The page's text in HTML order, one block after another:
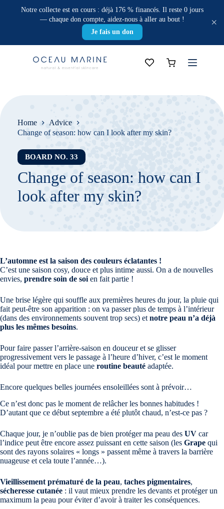
Notre collecte est en cours : déjà 176 % financés. Il reste 0 jours
— chaque don compte, aidez-nous à aller au bout !
Je fais un don
×
Shopping
Home
Advice
Change of season: how can I look after my skin?
BOARD NO. 33
Change of season: how can I
look after my skin?
L’automne est la saison des couleurs éclatantes !
C’est une saison cosy, douce et plus intime aussi. On a de nouvelles
envies, prendre soin de soi en fait partie !
Une brise légère qui souffle aux premières heures du jour, la pluie qui
fait peut-être son apparition : on va passer plus de temps à l’intérieur
(dans des environnements souvent trop secs) et notre peau n’a déjà
plus les mêmes besoins.
Pour faire passer l’arrière-saison en douceur et se glisser
progressivement vers le passage à l’heure d’hiver, c’est le moment
idéal pour mettre en place une routine beauté adaptée.
Encore quelques belles journées ensoleillées sont à prévoir…
Ce n’est donc pas le moment de relâcher les bonnes habitudes !
D’autant que ce début septembre a été plutôt chaud, n’est-ce pas ?
Chaque jour, je n’oublie pas de bien protéger ma peau des UV car
l’indice peut être encore assez puissant en cette saison (les Grape qui
sont des rayons solaires « longs » passent même à travers la barrière
nuageuse et cela toute l’année…).
Vieillissement prématuré de la peau, taches pigmentaires,
sécheresse cutanée : il vaut mieux prendre les devants et protéger un
maximum la peau pour éviter d’avoir à traiter les conséquences.